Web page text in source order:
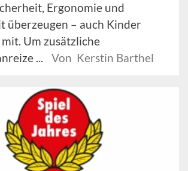
Ergonomie und
überzeugen – auch Kinder
Um zusätzliche
...
Von Kerstin Barthel